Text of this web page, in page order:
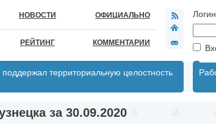
НОВОСТИ ОФИЦИАЛЬНО
РЕЙТИНГ КОММЕНТАРИИ
территориальную целостность
за 30.09.2020